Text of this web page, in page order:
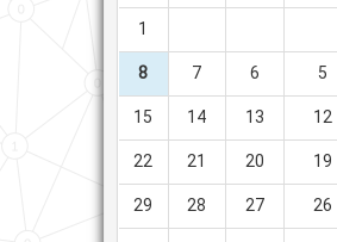
1
5
6
7
8
12
13
14
15
19
20
21
22
26
27
28
29